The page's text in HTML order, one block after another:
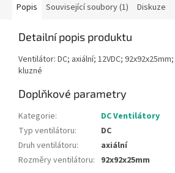
Popis Související soubory (1) Diskuze
Detailní popis produktu
Ventilátor: DC; axiální; 12VDC;
kluzné
Doplňkové parametry
Kategorie:
DC Ventilátory
Typ ventilátoru:
DC
Druh ventilátoru:
axiální
Rozměry ventilátoru: 92x92x25mm